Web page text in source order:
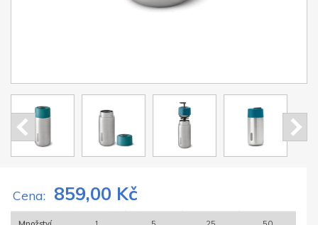
Cena: 859,00 Kč